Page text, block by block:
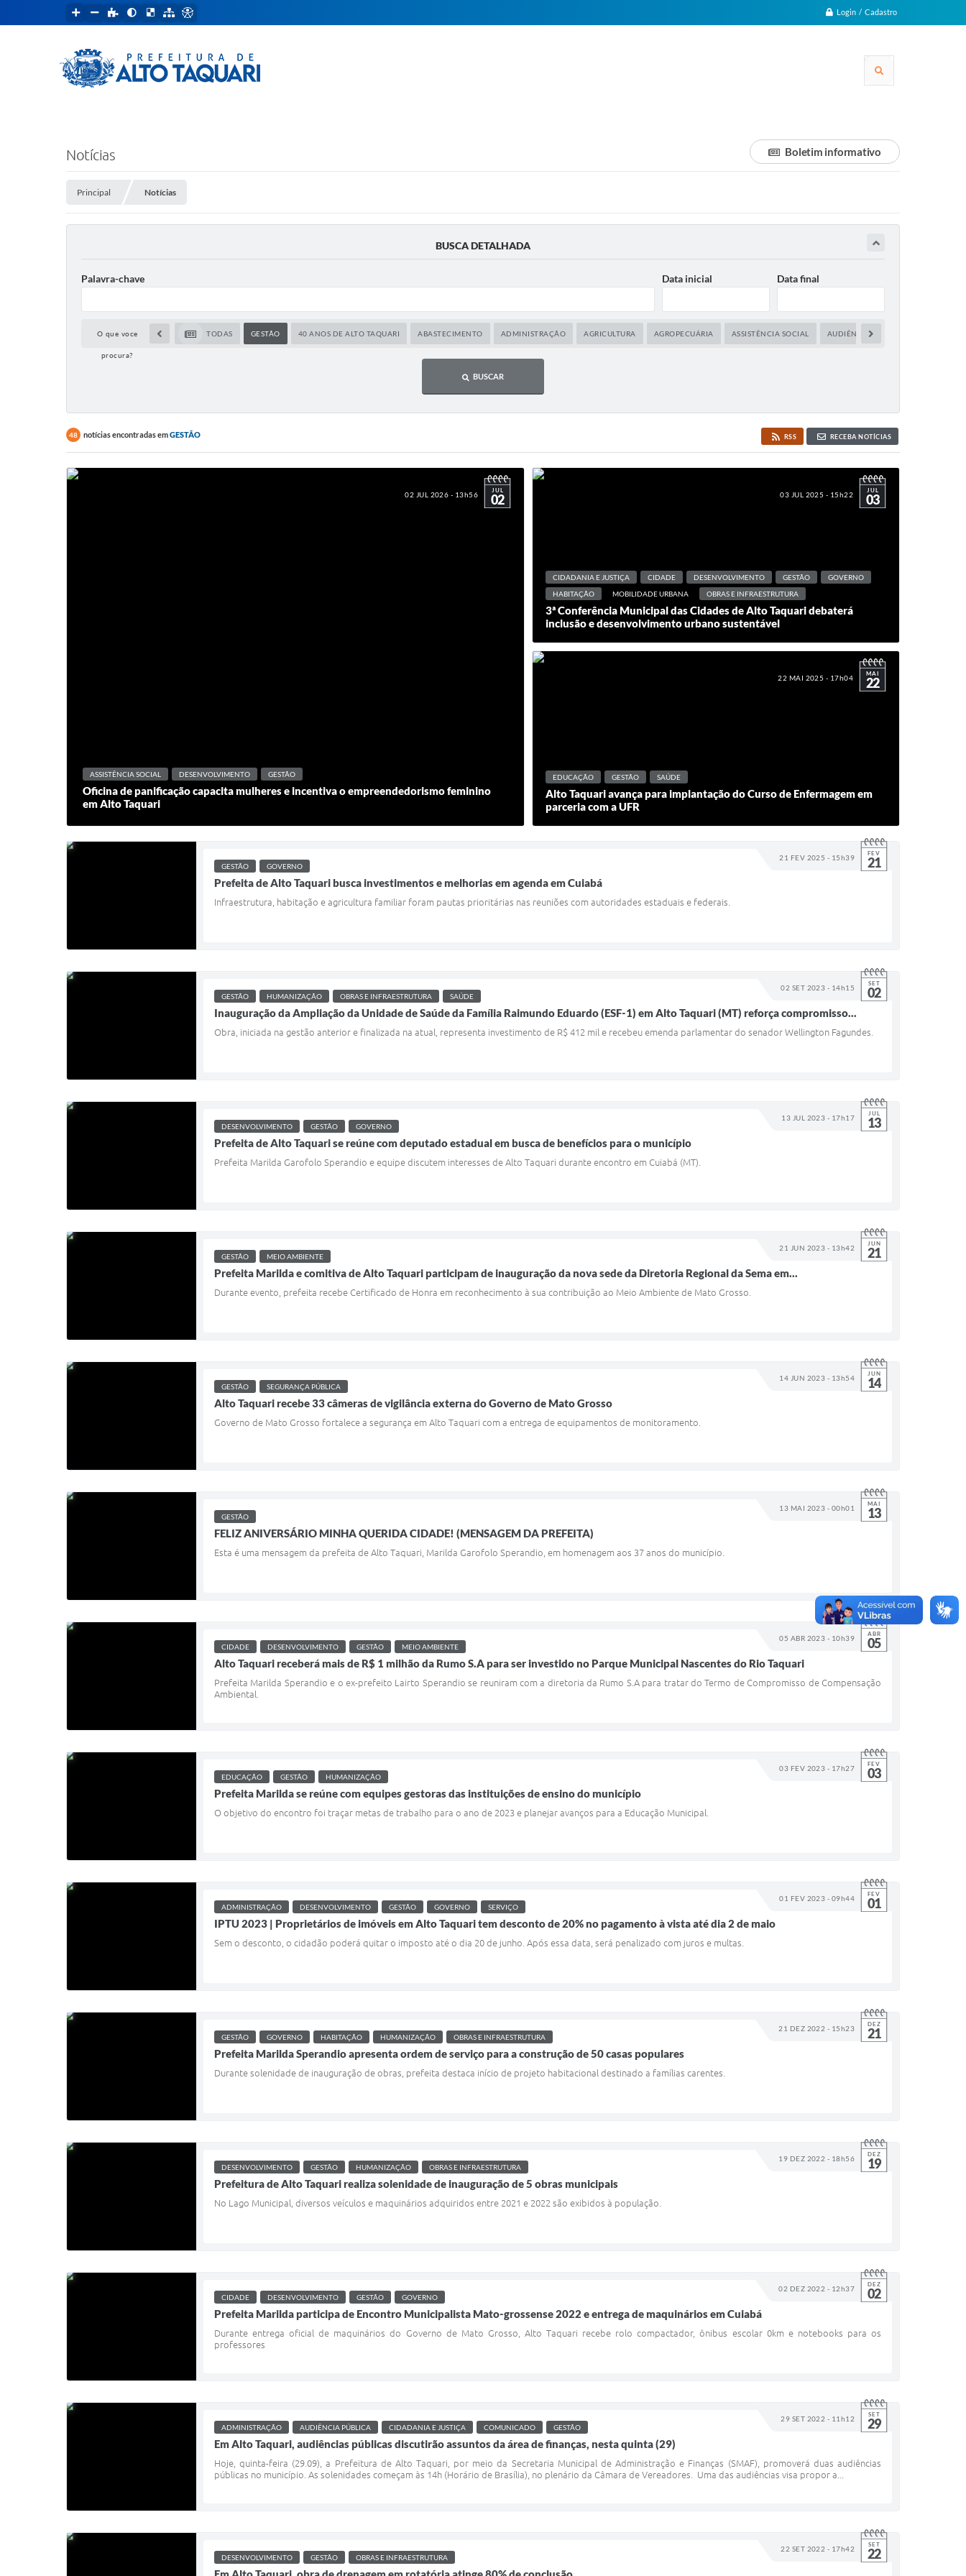
Login / Cadastro
Notícias Boletim informativo
Principal Notícias
BUSCA DETALHADA
Palavra-chave Data inicial Data final
O que voce
procura?
TODAS GESTÃO 40 ANOS DE ALTO TAQUARI ABASTECIMENTO ADMINISTRAÇÃO AGRICULTURA AGROPECUÁRIA ASSISTÊNCIA SOCIAL AUDIÊNCIA PÚBLICA
BUSCAR
48 notícias encontradas emGESTÃO RSS RECEBA NOTÍCIAS
02 JUL 2026 - 13h56 JUL
02
ASSISTÊNCIA SOCIAL DESENVOLVIMENTO GESTÃO
Oficina de panificação capacita mulheres e incentiva o empreendedorismo feminino
em Alto Taquari
03 JUL 2025 - 15h22 JUL
03
CIDADANIA E JUSTIÇA CIDADE DESENVOLVIMENTO GESTÃO
GOVERNO
HABITAÇÃO
MOBILIDADE URBANA OBRAS E INFRAESTRUTURA
3ª Conferência Municipal das Cidades de Alto Taquari debaterá
inclusão e desenvolvimento urbano sustentável
22 MAI 2025 - 17h04 MAI
22
EDUCAÇÃO GESTÃO SAÚDE
Alto Taquari avança para implantação do Curso de Enfermagem em
parceria com a UFR
21 FEV 2025 - 15h39 FEV
21
GESTÃO GOVERNO
Prefeita de Alto Taquari busca investimentos e melhorias em agenda em Cuiabá
Infraestrutura, habitação e agricultura familiar foram pautas prioritárias nas reuniões com autoridades estaduais e federais.
02 SET 2023 - 14h15 SET
02
GESTÃO HUMANIZAÇÃO OBRAS E INFRAESTRUTURA SAÚDE
Inauguração da Ampliação da Unidade de Saúde da Família Raimundo Eduardo (ESF-1) em Alto Taquari (MT) reforça compromisso...
Obra, iniciada na gestão anterior e finalizada na atual, representa investimento de R$ 412 mil e recebeu emenda parlamentar do senador Wellington Fagundes.
13 JUL 2023 - 17h17 JUL
13
DESENVOLVIMENTO GESTÃO GOVERNO
Prefeita de Alto Taquari se reúne com deputado estadual em busca de benefícios para o município
Prefeita Marilda Garofolo Sperandio e equipe discutem interesses de Alto Taquari durante encontro em Cuiabá (MT).
21 JUN 2023 - 13h42 JUN
21
GESTÃO MEIO AMBIENTE
Prefeita Marilda e comitiva de Alto Taquari participam de inauguração da nova sede da Diretoria Regional da Sema em...
Durante evento, prefeita recebe Certificado de Honra em reconhecimento à sua contribuição ao Meio Ambiente de Mato Grosso.
14 JUN 2023 - 13h54 JUN
14
GESTÃO SEGURANÇA PÚBLICA
Alto Taquari recebe 33 câmeras de vigilância externa do Governo de Mato Grosso
Governo de Mato Grosso fortalece a segurança em Alto Taquari com a entrega de equipamentos de monitoramento.
13 MAI 2023 - 00h01 MAI
13
GESTÃO
FELIZ ANIVERSÁRIO MINHA QUERIDA CIDADE! (MENSAGEM DA PREFEITA)
Esta é uma mensagem da prefeita de Alto Taquari, Marilda Garofolo Sperandio, em homenagem aos 37 anos do município.
05 ABR 2023 - 10h39 ABR
05
CIDADE DESENVOLVIMENTO GESTÃO MEIO AMBIENTE
Alto Taquari receberá mais de R$ 1 milhão da Rumo S.A para ser investido no Parque Municipal Nascentes do Rio Taquari
Prefeita Marilda Sperandio e o ex-prefeito Lairto Sperandio se reuniram com a diretoria da Rumo S.A para tratar do Termo de Compromisso de Compensação
Ambiental.
03 FEV 2023 - 17h27 FEV
03
EDUCAÇÃO GESTÃO HUMANIZAÇÃO
Prefeita Marilda se reúne com equipes gestoras das instituições de ensino do município
O objetivo do encontro foi traçar metas de trabalho para o ano de 2023 e planejar avanços para a Educação Municipal.
01 FEV 2023 - 09h44 FEV
01
ADMINISTRAÇÃO DESENVOLVIMENTO GESTÃO GOVERNO SERVIÇO
IPTU 2023 | Proprietários de imóveis em Alto Taquari tem desconto de 20% no pagamento à vista até dia 2 de maio
Sem o desconto, o cidadão poderá quitar o imposto até o dia 20 de junho. Após essa data, será penalizado com juros e multas.
21 DEZ 2022 - 15h23 DEZ
21
GESTÃO GOVERNO HABITAÇÃO HUMANIZAÇÃO OBRAS E INFRAESTRUTURA
Prefeita Marilda Sperandio apresenta ordem de serviço para a construção de 50 casas populares
Durante solenidade de inauguração de obras, prefeita destaca início de projeto habitacional destinado a famílias carentes.
19 DEZ 2022 - 18h56 DEZ
19
DESENVOLVIMENTO GESTÃO HUMANIZAÇÃO OBRAS E INFRAESTRUTURA
Prefeitura de Alto Taquari realiza solenidade de inauguração de 5 obras municipais
No Lago Municipal, diversos veículos e maquinários adquiridos entre 2021 e 2022 são exibidos à população.
02 DEZ 2022 - 12h37 DEZ
02
CIDADE DESENVOLVIMENTO GESTÃO GOVERNO
Prefeita Marilda participa de Encontro Municipalista Mato-grossense 2022 e entrega de maquinários em Cuiabá
Durante entrega oficial de maquinários do Governo de Mato Grosso, Alto Taquari recebe rolo compactador, ônibus escolar 0km e notebooks para os
professores
29 SET 2022 - 11h12 SET
29
ADMINISTRAÇÃO AUDIÊNCIA PÚBLICA CIDADANIA E JUSTIÇA COMUNICADO GESTÃO
Em Alto Taquari, audiências públicas discutirão assuntos da área de finanças, nesta quinta (29)
Hoje, quinta-feira (29.09), a Prefeitura de Alto Taquari, por meio da Secretaria Municipal de Administração e Finanças (SMAF), promoverá duas audiências
públicas no município. As solenidades começam às 14h (Horário de Brasília), no plenário da Câmara de Vereadores. Uma das audiências visa propor a...
22 SET 2022 - 17h42 SET
22
DESENVOLVIMENTO GESTÃO OBRAS E INFRAESTRUTURA